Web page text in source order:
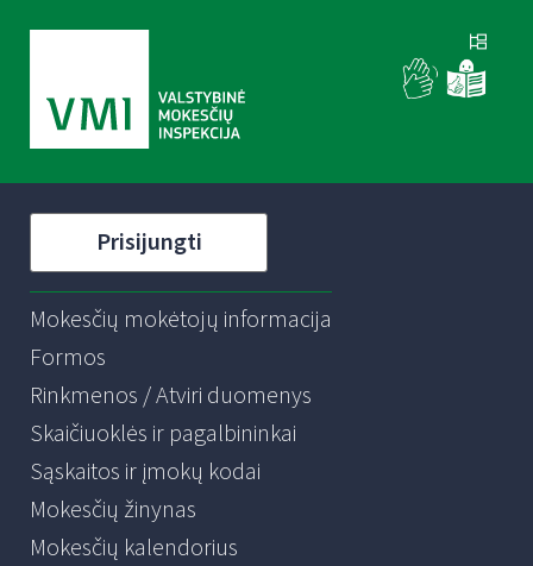
Prisijungti
Mokesčių mokėtojų informacija
Formos
Rinkmenos / Atviri duomenys
Skaičiuoklės ir pagalbininkai
Sąskaitos ir įmokų kodai
Mokesčių žinynas
Mokesčių kalendorius